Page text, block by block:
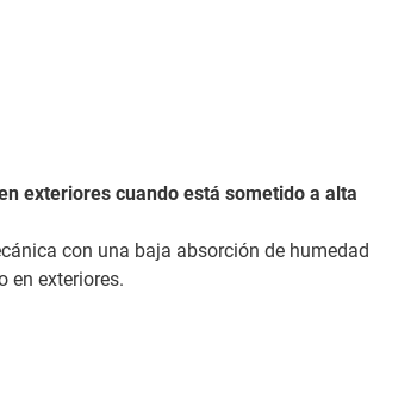
exteriores cuando está sometido a alta
con una baja absorción de humedad
en exteriores.